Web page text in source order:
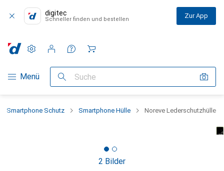
digitec
Schneller finden und bestellen Zur App
Navigation nach Kategorien
Menü Suche
Einstellungen
Kundenkonto
Vergleichslisten
Merklisten
Warenkorb
Smartphone Schutz Smartphone Hülle Noreve Lederschutzhülle
2 Bilder